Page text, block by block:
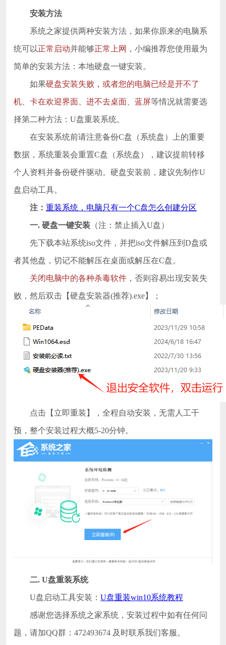
安装方法
系统之家提供两种安装方法，如果你原来的电脑系
统可以正常启动并能够正常上网 ，小编推荐您使用最为
简单的安装方法：本地硬盘一键安装。
如果硬盘安装失败，或者您的电脑已经是开不了
机、卡在欢迎界面、进不去桌面、蓝屏等情况就需要选
择第二种方法：U盘重装系统。
在安装系统前请注意备份C盘（系统盘）上的重要
数据，系统重装会重置C盘（系统盘），建议提前转移
个人资料并备份硬件驱动。硬盘安装前，建议先制作U
盘启动工具。
注： 重装系统，电脑只有一个C盘怎么创建分区
一. 硬盘一键安装（注：禁止插入U盘）
先下载本站系统iso文件，并把iso文件解压到D盘或
者其他盘，切记不能解压在桌面或解压在C盘。
关闭电脑中的各种杀毒软件，否则容易出现安装失
败，然后双击【硬盘安装器(推荐).exe】；
点击【立即重装】，全程自动安装，无需人工干
预，整个安装过程大概5-20分钟。
二. U盘重装系统
U盘启动工具安装： U盘重装win10系统教程
感谢您选择系统之家系统，安装过程中如有任何问
题，请加QQ群：472493674 及时联系我们客服。